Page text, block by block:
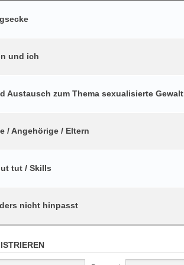
und ich
Austausch zum Thema sexualisierte Gewalt
/ Angehörige / Eltern
tut / Skills
nicht hinpasst